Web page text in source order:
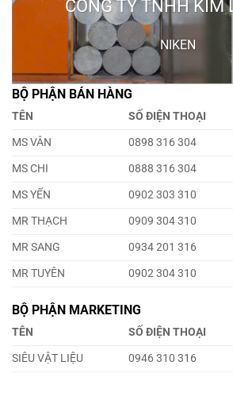
CÔNG TY TNHH KIM
NIKEN
BỘ PHẬN BÁN HÀNG
TÊN SỐ ĐIỆN THOẠI
MS VÂN
0898 316 304
MS CHI
0888 316 304
MS YẾN
0902 303 310
MR THẠCH
0909 304 310
MR SANG
0934 201 316
MR TUYÊN
0902 304 310
BỘ PHẬN MARKETING
TÊN SỐ ĐIỆN THOẠI
SIÊU VẬT LIỆU
0946 310 316